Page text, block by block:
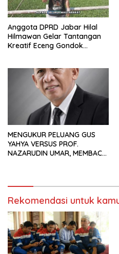
Anggota DPRD Jabar Hilal
Hilmawan Gelar Tantangan
Kreatif Eceng Gondok
MENGUKUR PELUANG GUS
YAHYA VERSUS PROF.
NAZARUDIN UMAR, MEMBACA
Rekomendasi untuk